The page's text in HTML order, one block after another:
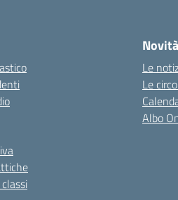
Novità
Le
Le
Albo